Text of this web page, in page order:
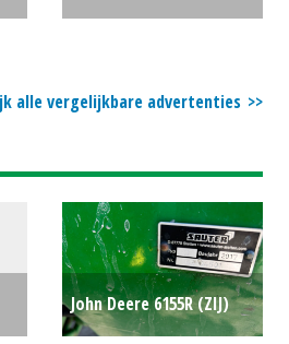
alle vergelijkbare advertenties
John Deere 6155R (ZIJ)